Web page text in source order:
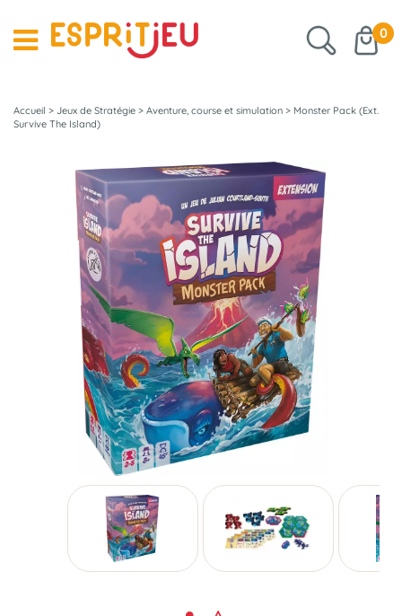
0
Accueil > Jeux de Stratégie > Aventure, course et simulation > Monster Pack (Ext.
Survive The Island)